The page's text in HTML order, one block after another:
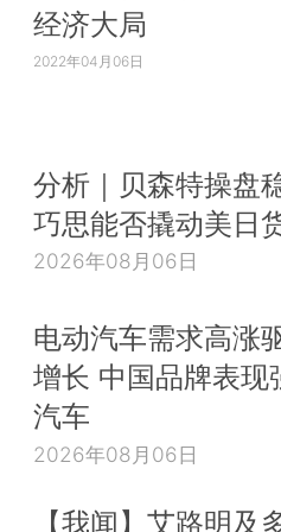
经济大局
2022年04月06日
分析｜贝森特操盘
巧思能否撬动美日
2026年08月06日
电动汽车需求高涨
增长 中国品牌表现
汽车
2026年08月06日
【我闻】艾路明及